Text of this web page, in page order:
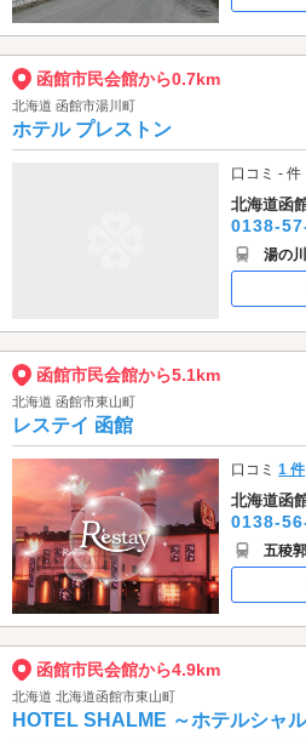
函館市民会館から0.7km
北海道 函館市湯川町
ホテル プレストン
口コミ - 件
北海道函
0138-
湯の
函館市民会館から5.1km
北海道 函館市東山町
レステイ 函館
口コミ1 件
北海道函
0138-
五稜
函館市民会館から4.9km
北海道 北海道函館市東山町
HOTEL SHALME ～ホテルシャ